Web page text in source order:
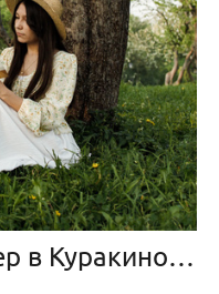
Романтический вечер в Куракиной даче